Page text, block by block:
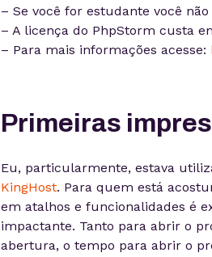
– Se você for estudante você não
– A licença do PhpStorm custa
– Para mais informações acesse:
Primeiras
Eu, particularmente, estava
KingHost. Para quem está
em atalhos e funcionalidades é
impactante. Tanto para abrir o
abertura, o tempo para abrir o